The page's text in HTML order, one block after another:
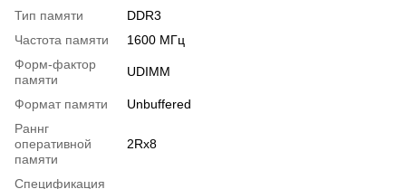
Тип памяти
DDR3
Частота памяти
1600 МГц
Форм-фактор
памяти
UDIMM
Формат памяти
Unbuffered
Раннг
оперативной
памяти
2Rx8
Спецификация